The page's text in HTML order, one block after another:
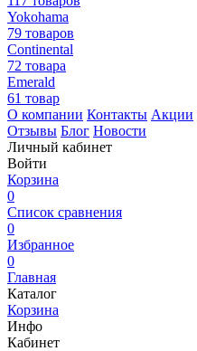
Yokohama
79 товаров
Continental
72 товара
Emerald
61 товар
О компании Контакты Акции
Отзывы Блог Новости
Личный кабинет
Войти
Корзина
0
Список сравнения
0
Избранное
0
Главная
Каталог
Корзина
Инфо
Кабинет